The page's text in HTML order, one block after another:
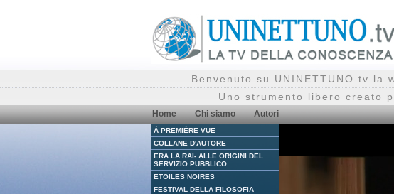
Benvenuto su UNINETTUNO.tv la
Uno strumento libero creato
Home Chi siamo Autori
À PREMIÈRE VUE
COLLANE D'AUTORE
ERA LA RAI- ALLE ORIGINI DEL
SERVIZIO PUBBLICO
ETOILES NOIRES
FESTIVAL DELLA FILOSOFIA